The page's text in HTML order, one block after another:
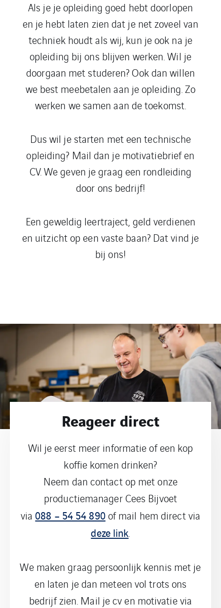
Als je je opleiding goed hebt doorlopen
en je hebt laten zien dat je net zoveel van
techniek houdt als wij, kun je ook na je
opleiding bij ons blijven werken. Wil je
doorgaan met studeren? Ook dan willen
we best meebetalen aan je opleiding. Zo
werken we samen aan de toekomst.
Dus wil je starten met een technische
opleiding? Mail dan je motivatiebrief en
CV. We geven je graag een rondleiding
door ons bedrijf!
Een geweldig leertraject, geld verdienen
en uitzicht op een vaste baan? Dat vind je
bij ons!
Reageer direct
Wil je eerst meer informatie of een kop
koffie komen drinken?
Neem dan contact op met onze
productiemanager Cees Bijvoet
via088 – 54 54 890of mail hem direct via
deze link.
We maken graag persoonlijk kennis met je
en laten je dan meteen vol trots ons
bedrijf zien. Mail je cv en motivatie via